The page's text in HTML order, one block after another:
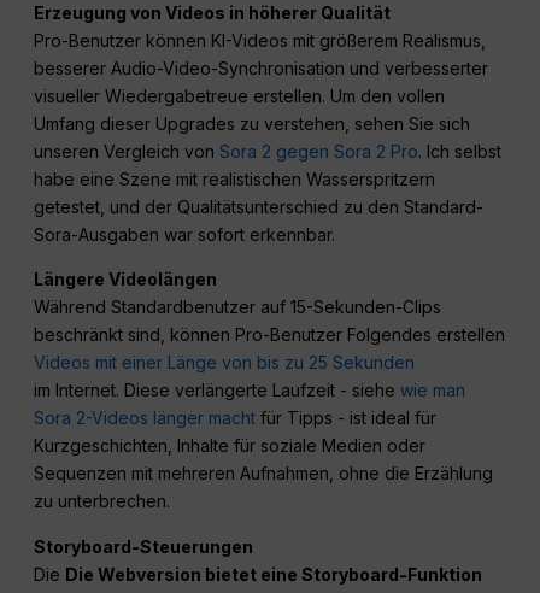
Erzeugung von Videos in höherer Qualität
Pro-Benutzer können KI-Videos mit größerem Realismus,
besserer Audio-Video-Synchronisation und verbesserter
visueller Wiedergabetreue erstellen. Um den vollen
Umfang dieser Upgrades zu verstehen, sehen Sie sich
unseren Vergleich vonSora 2 gegen Sora 2 Pro. Ich selbst
habe eine Szene mit realistischen Wasserspritzern
getestet, und der Qualitätsunterschied zu den Standard-
Sora-Ausgaben war sofort erkennbar.
Längere Videolängen
Während Standardbenutzer auf 15-Sekunden-Clips
beschränkt sind, können Pro-Benutzer Folgendes erstellen
Videos mit einer Länge von bis zu 25 Sekunden
im Internet. Diese verlängerte Laufzeit - siehewie man
Sora 2-Videos länger macht für Tipps - ist ideal für
Kurzgeschichten, Inhalte für soziale Medien oder
Sequenzen mit mehreren Aufnahmen, ohne die Erzählung
zu unterbrechen.
Storyboard-Steuerungen
Die Die Webversion bietet eine Storyboard-Funktion